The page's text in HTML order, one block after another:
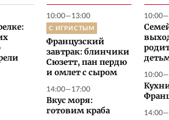
10:00—13:00
С ИГРИСТЫМ
Французский
завтрак: блинчики
Сюзетт, пан пердю
и омлет с сыром
14:00—17:00
Вкус моря:
готовим краба